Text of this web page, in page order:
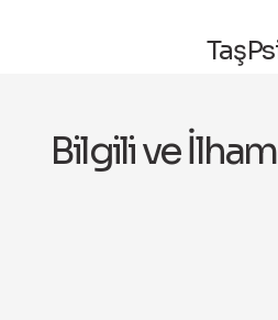
Bilgili ve